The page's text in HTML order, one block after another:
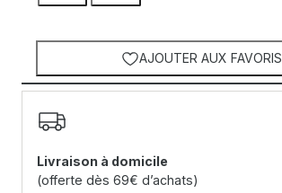
AJOUTER AUX FAVORIS
Livraison à domicile
(offerte dès 69€ d’achats)